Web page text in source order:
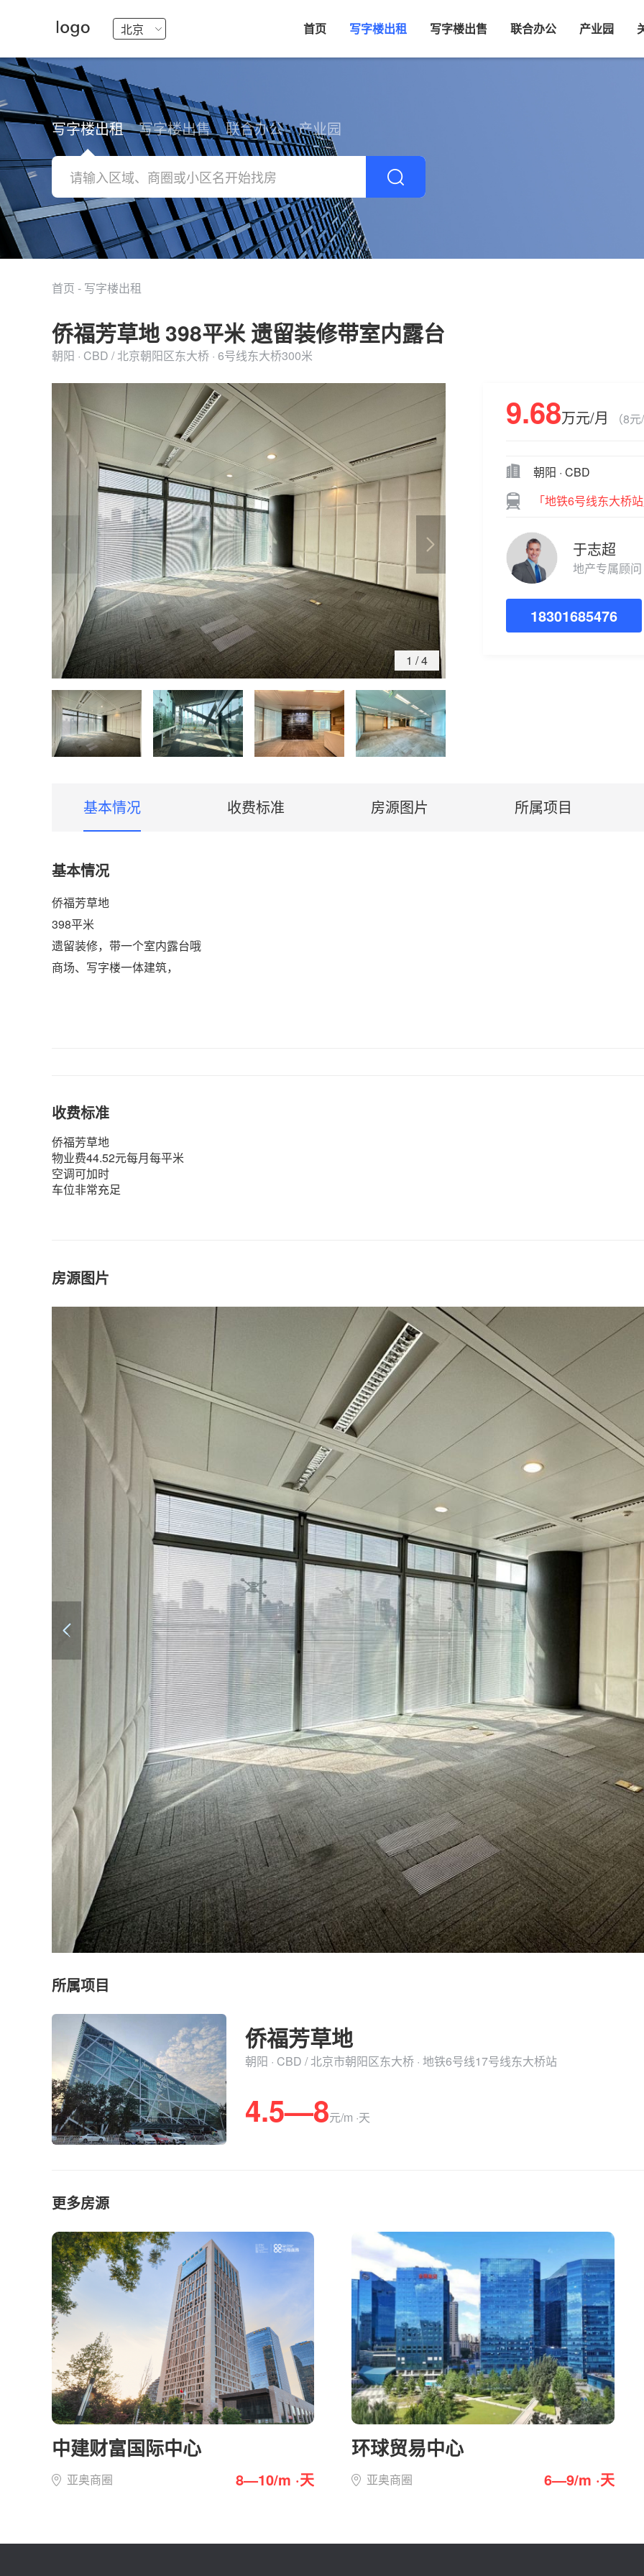
首页 写字楼出租 写字楼出售 联合办公 产业园
写字楼出租 写字楼出售 联合办公 产业园
首页 - 写字楼出租
侨福芳草地 398平米 遗留装修带室内露台
朝阳 · CBD / 北京朝阳区东大桥 · 6号线东大桥300米
1 /4
9.68万元/月 （8
朝阳 · CBD
「地铁6号线东大桥
于志超
地产专属顾问
18301685476
基本情况 收费标准 房源图片 所属项目
基本情况
侨福芳草地
398平米
遗留装修，带一个室内露台哦
商场、写字楼一体建筑，
收费标准
侨福芳草地
物业费44.52元每月每平米
空调可加时
车位非常充足
房源图片
所属项目
侨福芳草地
朝阳 · CBD / 北京市朝阳区东大桥 · 地铁6号线17号线东大桥站
4.5—8元/m ·天
更多房源
中建财富国际中心
亚奥商圈 8—10/m ·天
环球贸易中心
亚奥商圈 6—9/m ·天